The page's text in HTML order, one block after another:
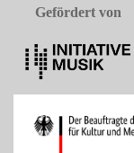
Gefördert von